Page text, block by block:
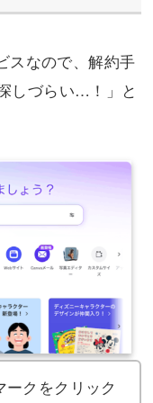
スなので、解約手
しづらい…！」と
クをクリック